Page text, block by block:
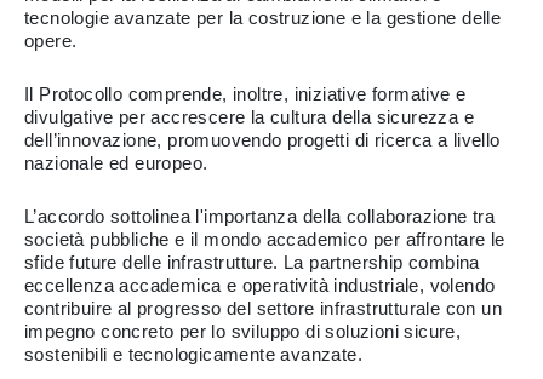
tecnologie avanzate per la costruzione e la gestione delle
opere.
Il Protocollo comprende, inoltre, iniziative formative e
divulgative per accrescere la cultura della sicurezza e
dell’innovazione, promuovendo progetti di ricerca a livello
nazionale ed europeo.
L’accordo sottolinea l'importanza della collaborazione tra
società pubbliche e il mondo accademico per affrontare le
sfide future delle infrastrutture. La partnership combina
eccellenza accademica e operatività industriale, volendo
contribuire al progresso del settore infrastrutturale con un
impegno concreto per lo sviluppo di soluzioni sicure,
sostenibili e tecnologicamente avanzate.